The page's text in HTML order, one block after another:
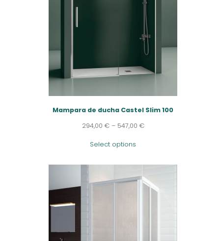
Mampara de ducha Castel Slim 100
294,00 €– 547,00 €
Select options